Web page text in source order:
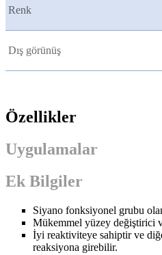
Renk
Dış görünüş
Özellikler
Uygulamalar
Ek Bilgiler
Siyano fonksiyonel grubu
Mükemmel yüzey değiştirici
İyi reaktiviteye sahiptir ve
reaksiyona girebilir.